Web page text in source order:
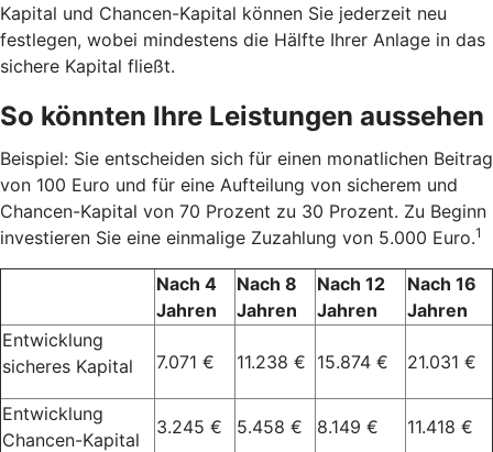
Kapital und Chancen-Kapital können Sie jederzeit neu
festlegen, wobei mindestens die Hälfte Ihrer Anlage in das
sichere Kapital fließt.
So könnten Ihre Leistungen aussehen
Beispiel: Sie entscheiden sich für einen monatlichen Beitrag
von 100 Euro und für eine Aufteilung von sicherem und
Chancen-Kapital von 70 Prozent zu 30 Prozent. Zu Beginn
investieren Sie eine einmalige Zuzahlung von 5.000 Euro.1
Nach 4
Jahren
Nach 8
Jahren
Nach 12
Jahren
Nach 16
Jahren
Entwicklung
sicheres Kapital
7.071 € 11.238 € 15.874 € 21.031 €
Entwicklung
Chancen-Kapital
3.245 € 5.458 € 8.149 €
11.418 €